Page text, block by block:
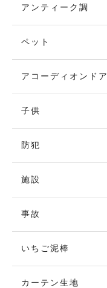
アンティーク調
ペット
アコーディオンドア
子供
防犯
施設
事故
いちご泥棒
カーテン生地